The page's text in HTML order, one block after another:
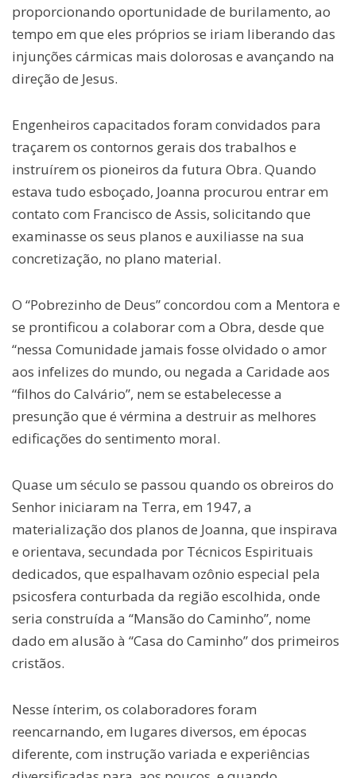
proporcionando oportunidade de burilamento, ao
tempo em que eles próprios se iriam liberando das
injunções cármicas mais dolorosas e avançando na
direção de Jesus.
Engenheiros capacitados foram convidados para
traçarem os contornos gerais dos trabalhos e
instruírem os pioneiros da futura Obra. Quando
estava tudo esboçado, Joanna procurou entrar em
contato com Francisco de Assis, solicitando que
examinasse os seus planos e auxiliasse na sua
concretização, no plano material.
O “Pobrezinho de Deus” concordou com a Mentora e
se prontificou a colaborar com a Obra, desde que
“nessa Comunidade jamais fosse olvidado o amor
aos infelizes do mundo, ou negada a Caridade aos
“filhos do Calvário”, nem se estabelecesse a
presunção que é vérmina a destruir as melhores
edificações do sentimento moral.
Quase um século se passou quando os obreiros do
Senhor iniciaram na Terra, em 1947, a
materialização dos planos de Joanna, que inspirava
e orientava, secundada por Técnicos Espirituais
dedicados, que espalhavam ozônio especial pela
psicosfera conturbada da região escolhida, onde
seria construída a “Mansão do Caminho”, nome
dado em alusão à “Casa do Caminho” dos primeiros
cristãos.
Nesse ínterim, os colaboradores foram
reencarnando, em lugares diversos, em épocas
diferente, com instrução variada e experiências